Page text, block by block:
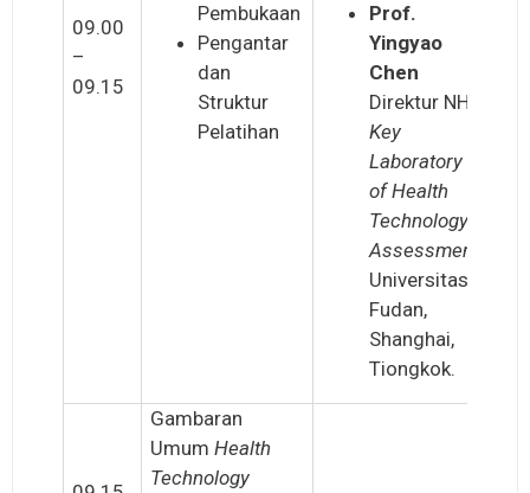
09.00
–
09.15
Pembukaan
Pengantar
dan
Struktur
Pelatihan
Prof.
Yingyao
Chen
Direktur NHC
Key
Laboratory
of Health
Technology
Assessment
Universitas
Fudan,
Shanghai,
Tiongkok.
Gambaran
UmumHealth
Technology